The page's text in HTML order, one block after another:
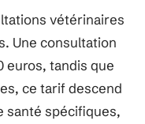
vétérinaires
Une consultation
euros, tandis que
ce tarif descend
santé spécifiques,